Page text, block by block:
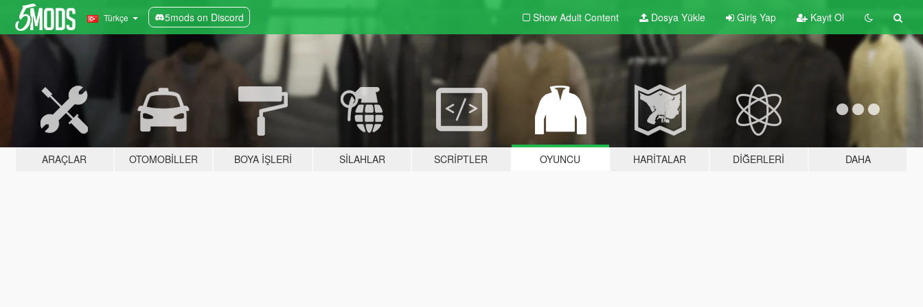
Türkçe 5mods on Discord Show Adult Content Dosya Yükle Giriş Yap Kayıt Ol
ARAÇLAR OTOMOBILLER BOYA İŞLERI SILAHLAR SCRIPTLER OYUNCU HARITALAR DIĞERLERI DAHA